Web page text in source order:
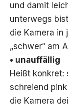
und damit
unterwegs
die Kamera
„schwer“ am
• unauffällig
Heißt
schreiend
die Kamera